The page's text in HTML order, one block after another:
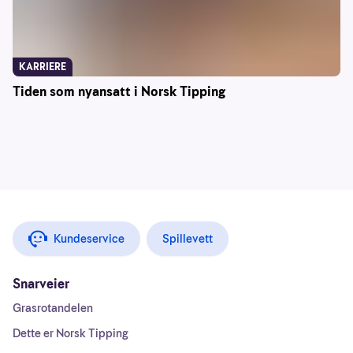
Tiden som nyansatt i Norsk Tipping
KARRIERE
Kundeservice Spillevett
Snarveier
Grasrotandelen
Dette er Norsk Tipping